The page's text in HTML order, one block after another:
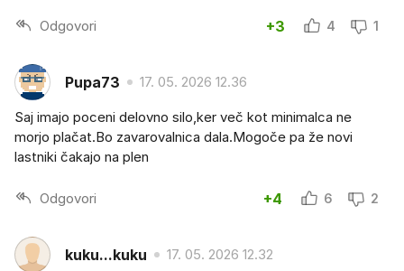
Odgovori +3 4 1
Pupa73 17. 05. 2026 12.36
Saj imajo poceni delovno silo,ker več kot minimalca ne
morjo plačat.Bo zavarovalnica dala.Mogoče pa že novi
lastniki čakajo na plen
Odgovori +4 6 2
kuku...kuku 17. 05. 2026 12.32